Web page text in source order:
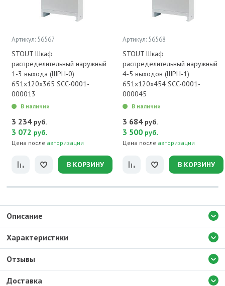
Артикул: 56567
STOUT Шкаф
распределительный наружный
1-3 выхода (ШРН-0)
651х120х365 SCC-0001-
000013
В наличии
3 234 руб.
3 072 руб.
Цена после авторизации
В КОРЗИНУ
Артикул: 56568
STOUT Шкаф
распределительный наружный
4-5 выходов (ШРН-1)
651х120х454 SCC-0001-
000045
В наличии
3 684 руб.
3 500 руб.
Цена после авторизации
В КОРЗИНУ
Доставка
Описание
Характеристики
Отзывы